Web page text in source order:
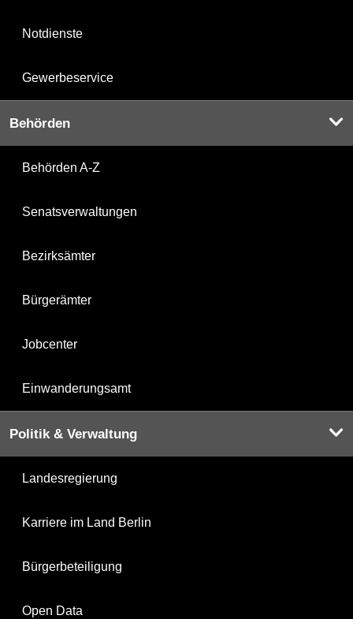
Notdienste
Gewerbeservice
Behörden
Behörden A-Z
Senatsverwaltungen
Bezirksämter
Bürgerämter
Jobcenter
Einwanderungsamt
Politik & Verwaltung
Landesregierung
Karriere im Land Berlin
Bürgerbeteiligung
Open Data